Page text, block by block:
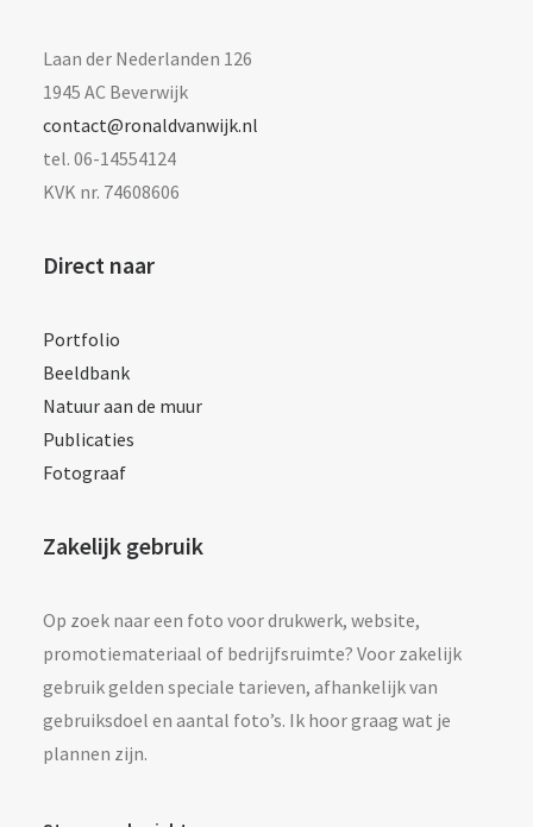
Laan der Nederlanden 126
1945 AC Beverwijk
contact@ronaldvanwijk.nl
tel. 06-14554124
KVK nr. 74608606
Direct naar
Portfolio
Beeldbank
Natuur aan de muur
Publicaties
Fotograaf
Zakelijk gebruik
Op zoek naar een foto voor drukwerk, website,
promotiemateriaal of bedrijfsruimte? Voor zakelijk
gebruik gelden speciale tarieven, afhankelijk van
gebruiksdoel en aantal foto’s. Ik hoor graag wat je
plannen zijn.